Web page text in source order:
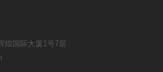
煌国际大厦1号7层